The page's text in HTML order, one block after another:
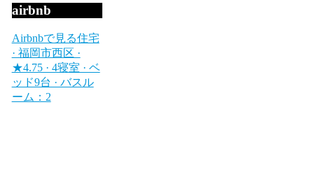
airbnb
Airbnbで見る住宅
· 福岡市西区 ·
★4.75 · 4寝室 · ベ
ッド9台 · バスル
ーム：2